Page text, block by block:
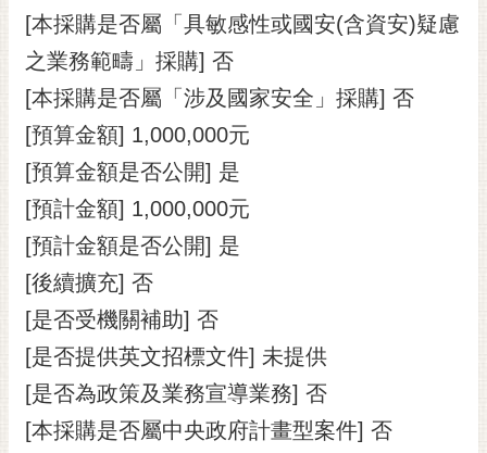
民
信
箱
English
日
本
語
隱
私
權
及
安
全
政
策
[本採購是否屬「具敏感性或國安(含資安)疑慮
之業務範疇」採購] 否
[本採購是否屬「涉及國家安全」採購] 否
[預算金額] 1,000,000元
[預算金額是否公開] 是
[預計金額] 1,000,000元
[預計金額是否公開] 是
[後續擴充] 否
[是否受機關補助] 否
[是否提供英文招標文件] 未提供
[是否為政策及業務宣導業務] 否
[本採購是否屬中央政府計畫型案件] 否